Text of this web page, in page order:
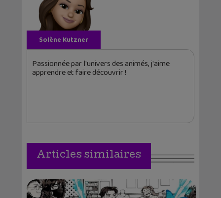
Solène Kutzner
Passionnée par l'univers des animés, j'aime
apprendre et faire découvrir !
Articles similaires